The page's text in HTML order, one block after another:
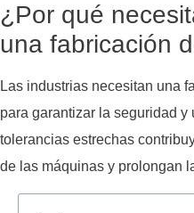
¿Por qué
una fabricación
Las industrias necesitan una
para garantizar la seguridad
tolerancias estrechas
de las máquinas y prolongan